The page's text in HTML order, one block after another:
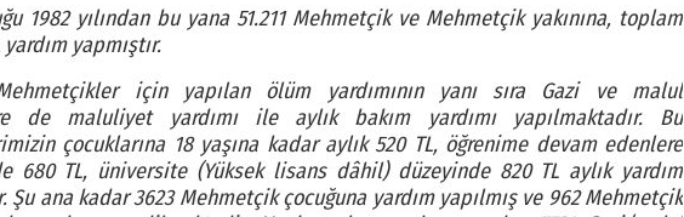
1982 yılından bu yana 51.211 Mehmetçik ve Mehmetçik yakınına, toplam
yardım yapmıştır.
için yapılan ölüm yardımının yanı sıra Gazi ve malul
de maluliyet yardımı ile aylık bakım yardımı yapılmaktadır. Bu
çocuklarına 18 yaşına kadar aylık 520 TL, öğrenime devam edenlere
680 TL, üniversite (Yüksek lisans dâhil) düzeyinde 820 TL aylık yardım
Şu ana kadar 3623 Mehmetçik çocuğuna yardım yapılmış ve 962 Mehmetçik